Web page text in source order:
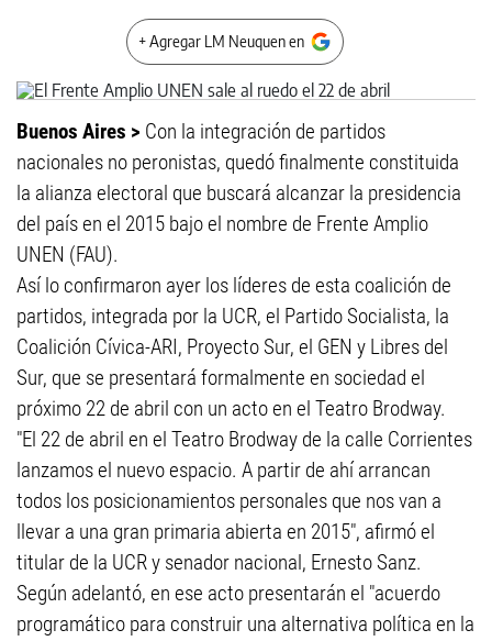
+ Agregar LM Neuquen en
Buenos Aires > Con la integración de partidos
nacionales no peronistas, quedó finalmente constituida
la alianza electoral que buscará alcanzar la presidencia
del país en el 2015 bajo el nombre de Frente Amplio
UNEN (FAU).
Así lo confirmaron ayer los líderes de esta coalición de
partidos, integrada por la UCR, el Partido Socialista, la
Coalición Cívica-ARI, Proyecto Sur, el GEN y Libres del
Sur, que se presentará formalmente en sociedad el
próximo 22 de abril con un acto en el Teatro Brodway.
"El 22 de abril en el Teatro Brodway de la calle Corrientes
lanzamos el nuevo espacio. A partir de ahí arrancan
todos los posicionamientos personales que nos van a
llevar a una gran primaria abierta en 2015", afirmó el
titular de la UCR y senador nacional, Ernesto Sanz.
Según adelantó, en ese acto presentarán el "acuerdo
programático para construir una alternativa política en la